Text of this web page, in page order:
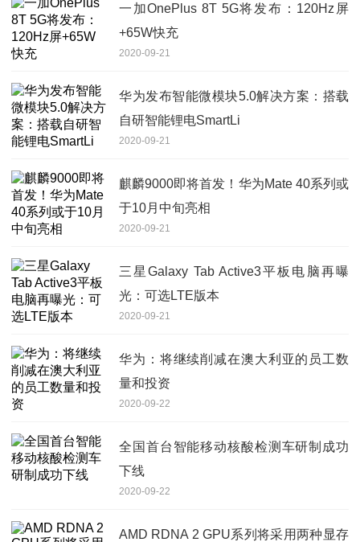
一加OnePlus 8T 5G将发布：120Hz屏
+65W快充
2020-09-21
华为发布智能微模块5.0解决方案：搭载
自研智能锂电SmartLi
2020-09-21
麒麟9000即将首发！华为Mate 40系列或
于10月中旬亮相
2020-09-21
三星Galaxy Tab Active3平板电脑再曝
光：可选LTE版本
2020-09-21
华为：将继续削减在澳大利亚的员工数
量和投资
2020-09-22
全国首台智能移动核酸检测车研制成功
下线
2020-09-22
AMD RDNA 2 GPU系列将采用两种显存